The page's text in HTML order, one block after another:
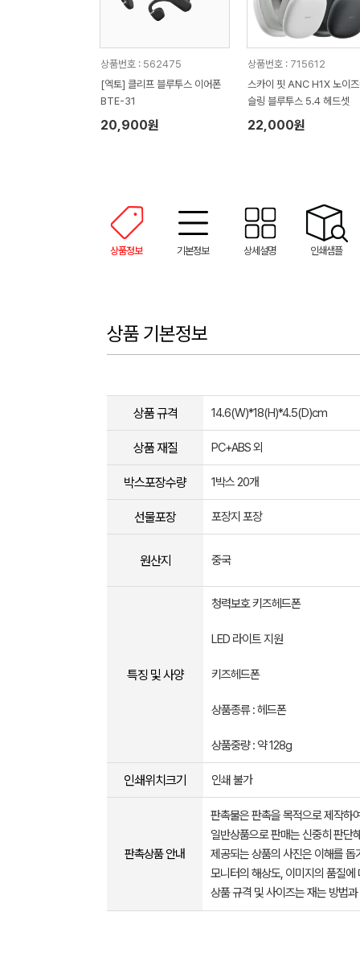
상품번호 : 562475
[엑토] 클리프 블루투스 이어폰
BTE-31
20,900원
상품번호 : 715612
스카이 핏 ANC H1X 노이
슬링 블루투스 5.4 헤드셋
22,000원
상품정보 기본정보 상세설명 인쇄샘플
상품 기본정보
상품 규격 14.6(W)*18(H)*4.5(D)cm
상품 재질 PC+ABS 외
박스포장수량 1박스 20개
선물포장 포장지 포장
원산지 중국
특징 및 사양
청력보호 키즈헤드폰
LED 라이트 지원
키즈헤드폰
상품종류 : 헤드폰
상품중량 : 약 128g
인쇄위치크기 인쇄 불가
판촉상품 안내
판촉물은 판촉을 목적으로 제작하
일반상품으로 판매는 신중히 판단
제공되는 상품의 사진은 이해를
모니터의 해상도, 이미지의 품질
상품 규격 및 사이즈는 재는 방법